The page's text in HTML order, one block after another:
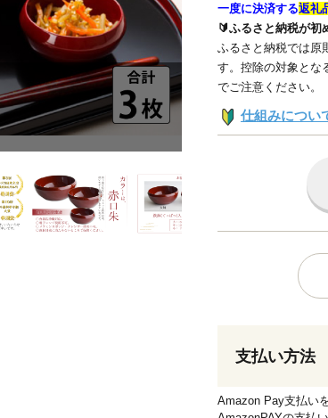
一度に決済する返礼
🔰ふるさと納税が初
ふるさと納税では原
す。控除の対象とな
でご注意ください。
仕組みについ
支払い方法
Amazon Pay支払い